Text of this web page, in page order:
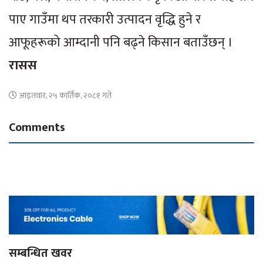
पाए गाउँमा थप तरकारी उत्पादन वृद्धि हुने र
आफूहरूको आम्दानी पनि बढ्ने किसान बताउँछन् ।
रासस
आइतवार, २५ कार्तिक, २०८१ गते
Comments
सम्बन्धित खवर